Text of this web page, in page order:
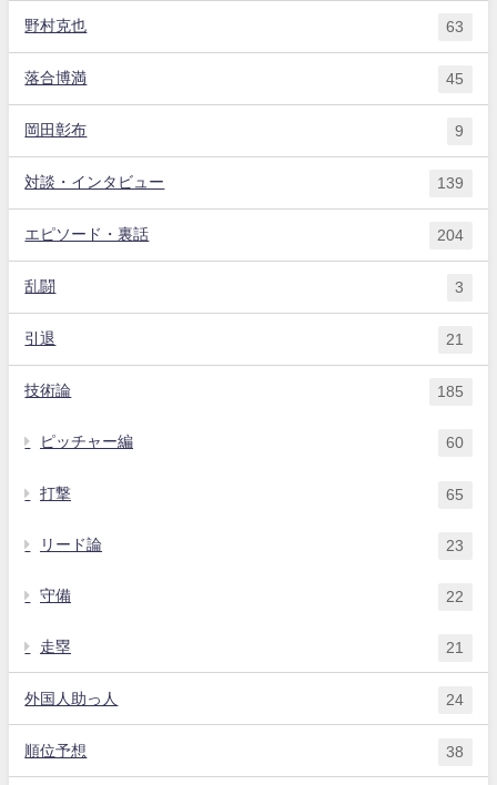
野村克也 63
落合博満 45
岡田彰布 9
対談・インタビュー 139
エピソード・裏話 204
乱闘 3
引退 21
技術論 185
ピッチャー編 60
打撃 65
リード論 23
守備 22
走塁 21
外国人助っ人 24
順位予想 38